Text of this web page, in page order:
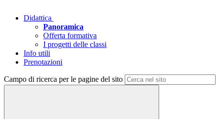
Didattica
Panoramica
Offerta formativa
I progetti delle classi
Info utili
Prenotazioni
Campo di ricerca per le pagine del sito